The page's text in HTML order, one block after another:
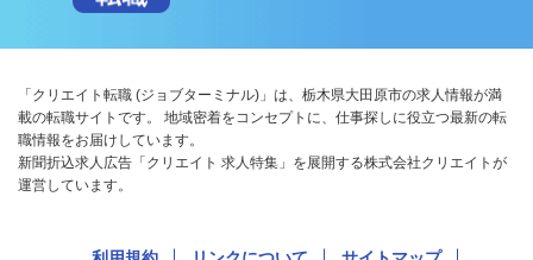
「クリエイト転職 (ジョブターミナル)」は、栃木県大田原市の求人情報が満
載の転職サイトです。 地域密着をコンセプトに、仕事探しに役立つ最新の転
職情報をお届けしています。
新聞折込求人広告「クリエイト 求人特集」を展開する株式会社クリエイトが
運営しています。